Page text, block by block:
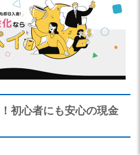
初心者にも安心の現金